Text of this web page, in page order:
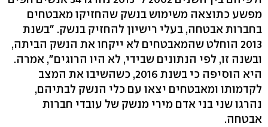
מפשע כתוצאה משימוש בנשק שהחזיקו מאבטחים
בחברות אבטחה, בעלי רישיון להחזיק בנשק. "בשנת
2013 הוחלט שהמאבטחים לא ייקחו את הנשק הביתה,
ובשנה זו, לפי הנתונים שבידי, לא היו הרוגים", אמרה.
היא הוסיפה כי בשנת 2016, כשהשיבו את המצב
לקדמותו ומאבטחים יצאו עם כלי הנשק לבתיהם,
נהרגו שני בני אדם מירי מנשק של עובדי חברות
אבטחה.